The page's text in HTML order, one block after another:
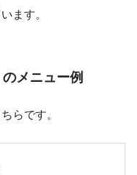
ます。
メニュー例
らです。